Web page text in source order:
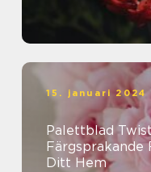
15. januari 2024
Palettblad
Färgsprakande
Ditt Hem